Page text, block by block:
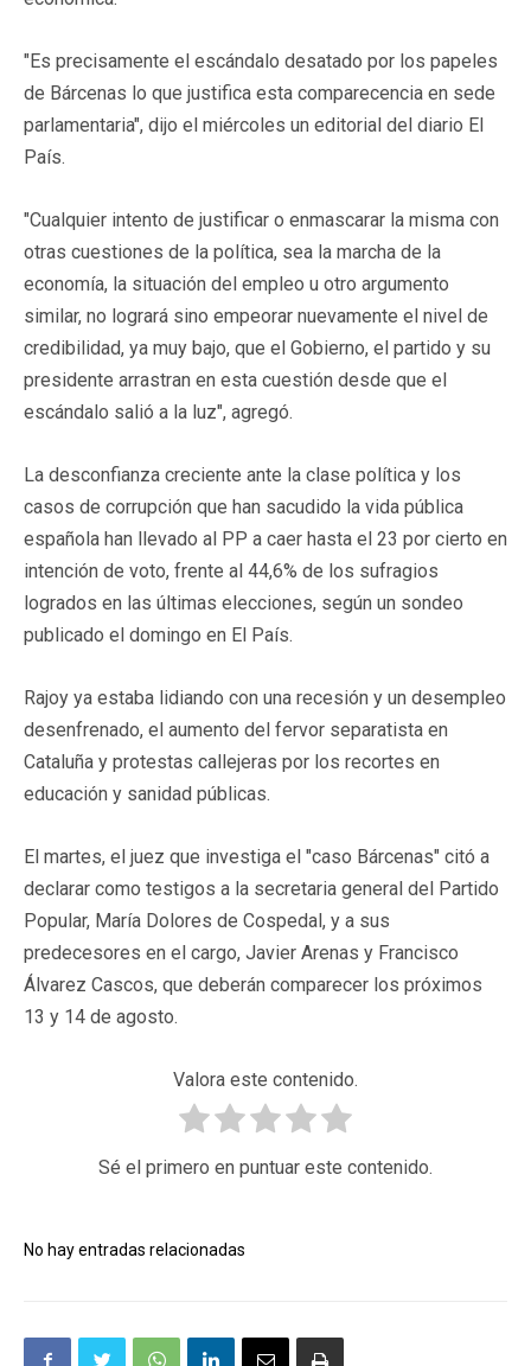
"Es precisamente el escándalo desatado por los papeles
de Bárcenas lo que justifica esta comparecencia en sede
parlamentaria", dijo el miércoles un editorial del diario El
País.
"Cualquier intento de justificar o enmascarar la misma con
otras cuestiones de la política, sea la marcha de la
economía, la situación del empleo u otro argumento
similar, no logrará sino empeorar nuevamente el nivel de
credibilidad, ya muy bajo, que el Gobierno, el partido y su
presidente arrastran en esta cuestión desde que el
escándalo salió a la luz", agregó.
La desconfianza creciente ante la clase política y los
casos de corrupción que han sacudido la vida pública
española han llevado al PP a caer hasta el 23 por cierto en
intención de voto, frente al 44,6% de los sufragios
logrados en las últimas elecciones, según un sondeo
publicado el domingo en El País.
Rajoy ya estaba lidiando con una recesión y un desempleo
desenfrenado, el aumento del fervor separatista en
Cataluña y protestas callejeras por los recortes en
educación y sanidad públicas.
El martes, el juez que investiga el "caso Bárcenas" citó a
declarar como testigos a la secretaria general del Partido
Popular, María Dolores de Cospedal, y a sus
predecesores en el cargo, Javier Arenas y Francisco
Álvarez Cascos, que deberán comparecer los próximos
13 y 14 de agosto.
Valora este contenido.
Sé el primero en puntuar este contenido.
No hay entradas relacionadas